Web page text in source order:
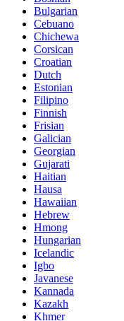
Bulgarian
Cebuano
Chichewa
Corsican
Croatian
Dutch
Estonian
Filipino
Finnish
Frisian
Galician
Georgian
Gujarati
Haitian
Hausa
Hawaiian
Hebrew
Hmong
Hungarian
Icelandic
Igbo
Javanese
Kannada
Kazakh
Khmer